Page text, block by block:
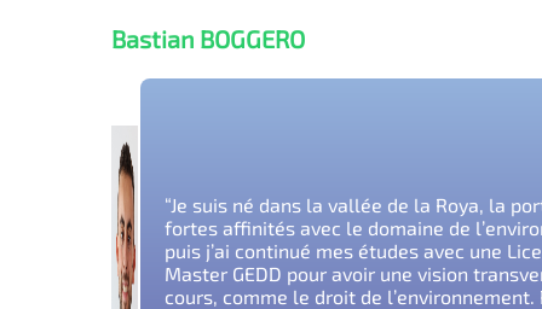
Bastian BOGGERO
“Je suis né dans la vallée de la Roya, la
fortes affinités avec le domaine de
puis j’ai continué mes études avec une
Master GEDD pour avoir une vision
cours, comme le droit de